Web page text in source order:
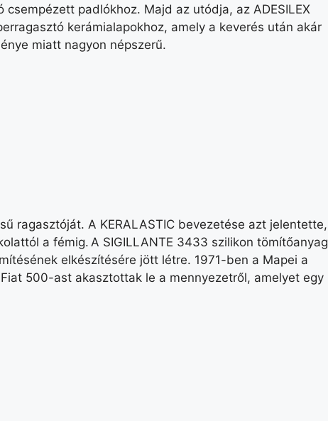
padlókhoz. Majd az utódja, az ADESILEX
kerámialapokhoz, amely a keverés után akár
miatt nagyon népszerű.
ragasztóját. A KERALASTIC bevezetése azt jelentette,
a fémig. A SIGILLANTE 3433 szilikon tömítőanyag
elkészítésére jött létre. 1971-ben a Mapei a
500-ast akasztottak le a mennyezetről, amelyet egy